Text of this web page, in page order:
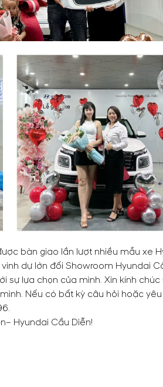
bàn giao lần lượt nhiều mẫu xe
dự lớn đối Showroom Hyundai
sự lựa chọn của mình. Xin kính
Nếu có bất kỳ câu hỏi hoặc
.
Hyundai Cầu Diễn!